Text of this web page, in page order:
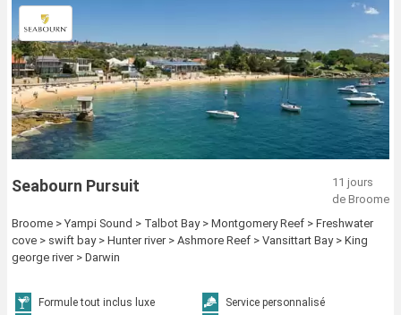
Seabourn Pursuit
11 jours
de Broome
Broome > Yampi Sound > Talbot Bay > Montgomery Reef > Freshwater
cove > swift bay > Hunter river > Ashmore Reef > Vansittart Bay > King
george river > Darwin
Formule tout inclus luxe
Service personnalisé